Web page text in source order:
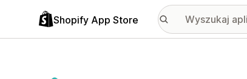
Shopify App Store